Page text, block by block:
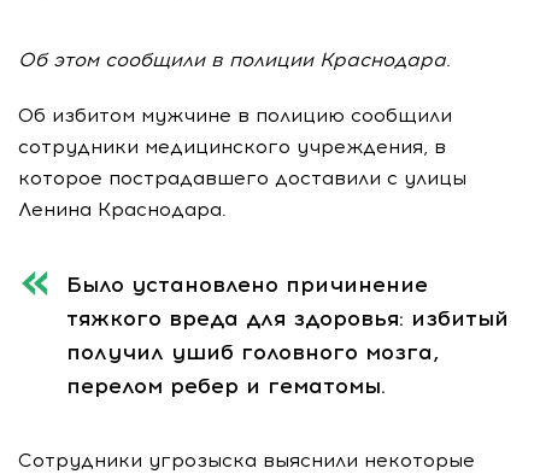
Об этом сообщили в полиции Краснодара.
Об избитом мужчине в полицию сообщили
сотрудники медицинского учреждения, в
которое пострадавшего доставили с улицы
Ленина Краснодара.
Было установлено причинение
тяжкого вреда для здоровья: избитый
получил ушиб головного мозга,
перелом ребер и гематомы.
Сотрудники угрозыска выяснили некоторые